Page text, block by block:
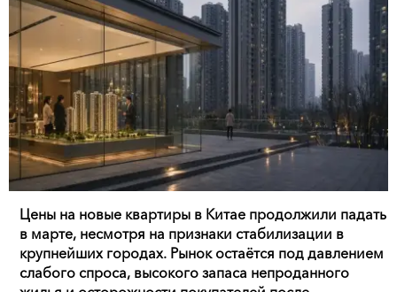
Цены на новые квартиры в Китае продолжили падать
в марте, несмотря на признаки стабилизации в
крупнейших городах. Рынок остаётся под давлением
слабого спроса, высокого запаса непроданного